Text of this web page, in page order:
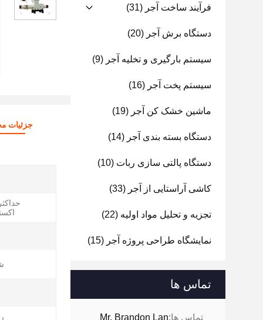
فرآیند ساخت آجر (31)
دستگاه برش آجر (20)
سیستم بارگیری و تخلیه آجر (9)
سیستم پخت آجر (16)
ماشین خشک کن آجر (19)
دستگاه بسته بندی آجر (14)
دستگاه پالتی سازی ربات (10)
کاشی آراستایی از آجر (33)
تجزیه و تحلیل مواد اولیه (22)
نمایشگاه طراحی پروژه آجر (15)
تماس ها
تماس ها:Mr. Brandon Lan
جزئیات